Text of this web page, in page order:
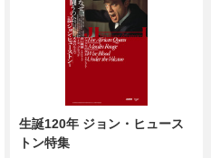
生誕120年 ジョン・ヒュース
トン特集